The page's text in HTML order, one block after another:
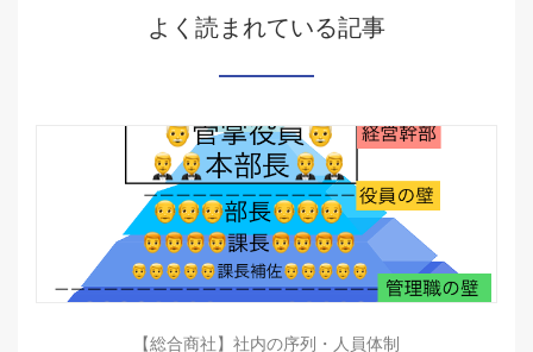
よく読まれている記事
【総合商社】社内の序列・人員体制